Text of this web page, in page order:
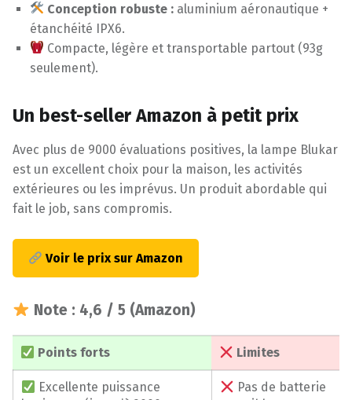
Conception robuste : aluminium aéronautique +
étanchéité IPX6.
Compacte, légère et transportable partout (93g
seulement).
Un best-seller Amazon à petit prix
Avec plus de 9000 évaluations positives, la lampe Blukar
est un excellent choix pour la maison, les activités
extérieures ou les imprévus. Un produit abordable qui
fait le job, sans compromis.
Voir le prix sur Amazon
Note : 4,6 / 5 (Amazon)
Points forts Limites
Excellente puissance
Pas de batterie